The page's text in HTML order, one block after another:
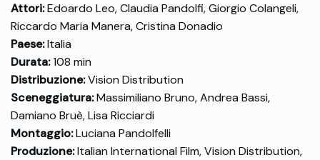
Attori:Edoardo Leo, Claudia Pandolfi, Giorgio Colangeli,
Riccardo Maria Manera, Cristina Donadio
Paese:Italia
Durata:108 min
Distribuzione:Vision Distribution
Sceneggiatura:Massimiliano Bruno, Andrea Bassi,
Damiano Bruè, Lisa Ricciardi
Montaggio:Luciana Pandolfelli
Produzione:Italian International Film, Vision Distribution,